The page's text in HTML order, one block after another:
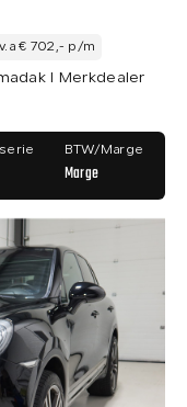
v.a € 702,- p/m
I Merkdealer
BTW/Marge
Marge